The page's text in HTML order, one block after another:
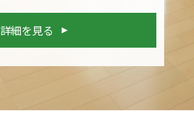
詳細を見る